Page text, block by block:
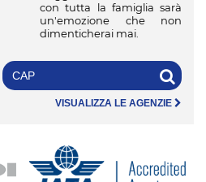
con tutta la famiglia sarà
un'emozione che non
dimenticherai mai.
VISUALIZZA LE AGENZIE